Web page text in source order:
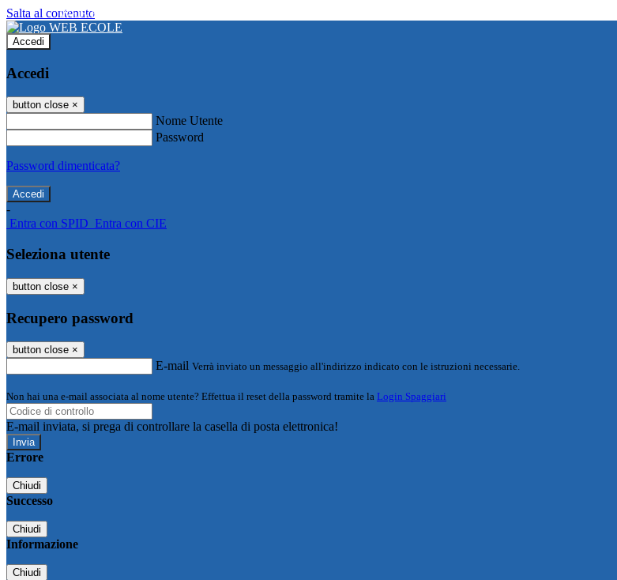
Salta al contenuto
WEB ECOLE
Accedi
Accedi
button close ×
Nome Utente
Password
Password dimenticata?
-
Entra con SPID Entra con CIE
Seleziona utente
button close ×
Recupero password
button close ×
E-mail Verrà inviato un messaggio all'indirizzo indicato con le istruzioni necessarie.
Non hai una e-mail associata al nome utente? Effettua il reset della password tramite la Login Spaggiari
E-mail inviata, si prega di controllare la casella di posta elettronica!
Errore
Chiudi
Successo
Chiudi
Informazione
Chiudi